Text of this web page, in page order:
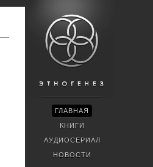
ГЛАВНАЯ
КНИГИ
АУДИОСЕРИАЛ
НОВОСТИ